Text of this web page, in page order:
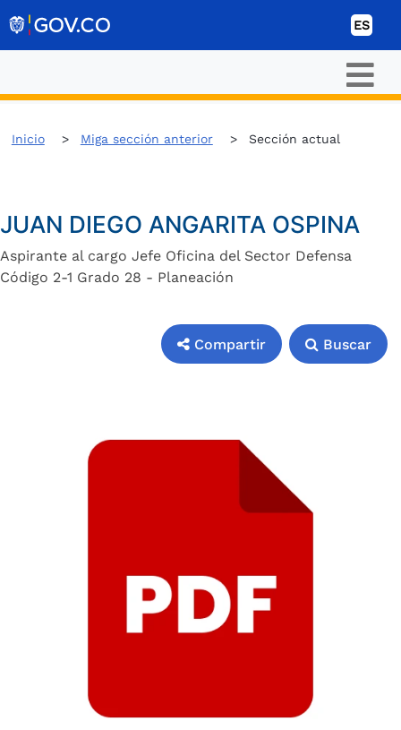
ES
Inicio Miga sección anterior Sección actual
JUAN DIEGO ANGARITA OSPINA
Aspirante al cargo Jefe Oficina del Sector Defensa
Código 2-1 Grado 28 - Planeación
Compartir Buscar